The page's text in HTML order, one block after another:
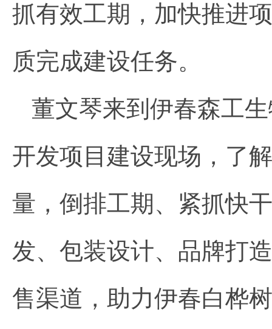
抓有效工期，加快推进
质完成建设任务。
董文琴来到伊春森工
开发项目建设现场，了
量，倒排工期、紧抓快
发、包装设计、品牌打
售渠道，助力伊春白桦